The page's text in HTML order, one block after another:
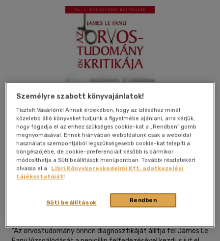
Kívánságlistához adom Megosztom
Typotex Elektronikus Kiadó Kft.|2008|magyar nyelvű
"Az orvostudomány önnön diagnosztikáját állítja fel James Le
Személyre szabott könyvajánlatok!
Tisztelt Vásárlónk! Annak érdekében, hogy az ízléséhez minél
közelebb álló könyveket tudjunk a figyelmébe ajánlani, arra kérjük,
hogy fogadja el az ehhez szükséges cookie-kat a „Rendben” gomb
megnyomásával. Ennek hiányában weboldalunk csak a weboldal
használata szempontjából legszükségesebb cookie-kat telepíti a
böngészőjébe, de cookie-preferenciáit később is bármikor
módosíthatja a Süti beállítások menüpontban. További részletekért
olvassa el a
Libri Könyvkereskedelmi Kft. adatkezelési
tájékoztatóját!
Rendben
Süti beállítások